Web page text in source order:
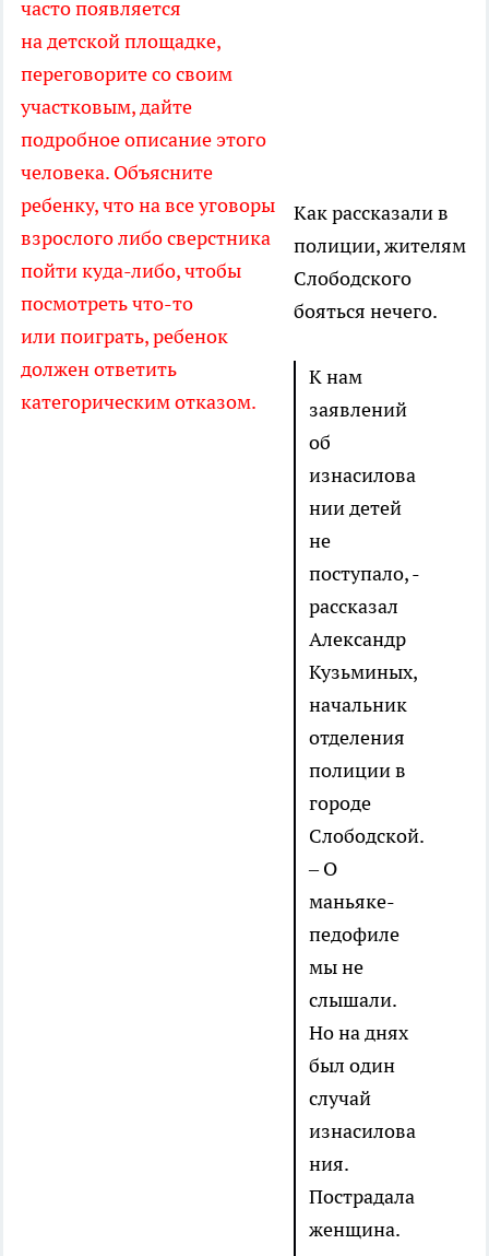
часто появляется
на детской площадке,
переговорите со своим
участковым, дайте
подробное описание этого
человека. Объясните
ребенку, что на все уговоры
взрослого либо сверстника
пойти куда-либо, чтобы
посмотреть что-то
или поиграть, ребенок
должен ответить
категорическим отказом.
Как рассказали в
полиции, жителям
Слободского
бояться нечего.
К нам
заявлений
об
изнасилова
нии детей
не
поступало, -
рассказал
Александр
Кузьминых,
начальник
отделения
полиции в
городе
Слободской.
– О
маньяке-
педофиле
мы не
слышали.
Но на днях
был один
случай
изнасилова
ния.
Пострадала
женщина.